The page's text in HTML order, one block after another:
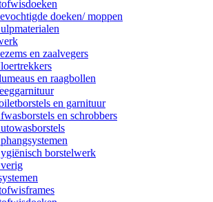
doeken/ moppen
en zaalvegers
en raagbollen
en garnituur
en schrobbers
borstelwerk